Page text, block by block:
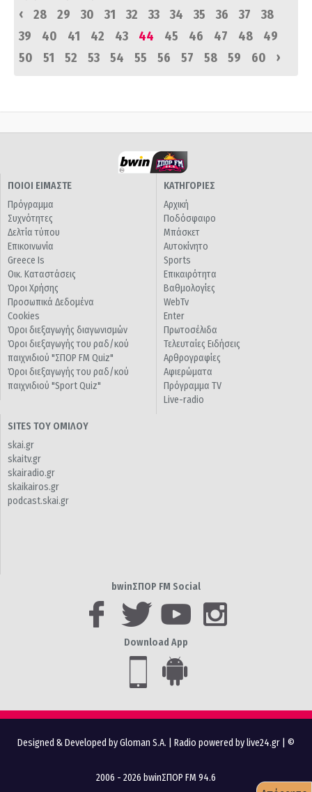
‹
28 29 30 31 32 33 34 35 36 37
38
39
40 41 42 43 44 45 46 47 48
49
50
51 52 53 54 55 56 57 58 59 60 ›
ΠΟΙΟΙ ΕΙΜΑΣΤΕ
Πρόγραμμα
Συχνότητες
Δελτία τύπου
Επικοινωνία
Greece Is
Οικ. Καταστάσεις
Όροι Χρήσης
Προσωπικά Δεδομένα
Cookies
Όροι διεξαγωγής διαγωνισμών
Όροι διεξαγωγής του ραδ/κού
παιχνιδιού "ΣΠΟΡ FM Quiz"
Όροι διεξαγωγής του ραδ/κού
παιχνιδιού "Sport Quiz"
ΚΑΤΗΓΟΡΙΕΣ
Αρχική
Ποδόσφαιρο
Μπάσκετ
Αυτοκίνητο
Sports
Επικαιρότητα
Βαθμολογίες
WebTv
Enter
Πρωτοσέλιδα
Τελευταίες Ειδήσεις
Αρθρογραφίες
Αφιερώματα
Πρόγραμμα TV
Live-radio
SITES ΤΟΥ ΟΜΙΛΟΥ
skai.gr
skaitv.gr
skairadio.gr
skaikairos.gr
podcast.skai.gr
bwinΣΠΟΡ FM Social
Download App
Designed & Developed by Gloman S.A. Radio powered by live24.gr | ©
2006 - 2026 bwinΣΠΟΡ FM 94.6